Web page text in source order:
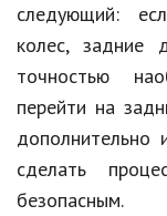
Спорт и
Психология
Творчество и
Разное
следующий:
колес, задние
точностью
перейти на
дополнительно
сделать
безопасным.